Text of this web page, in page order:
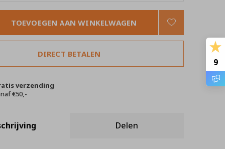
TOEVOEGEN AAN WINKELWAGEN
DIRECT BETALEN
verzending
€50,-
Delen
9